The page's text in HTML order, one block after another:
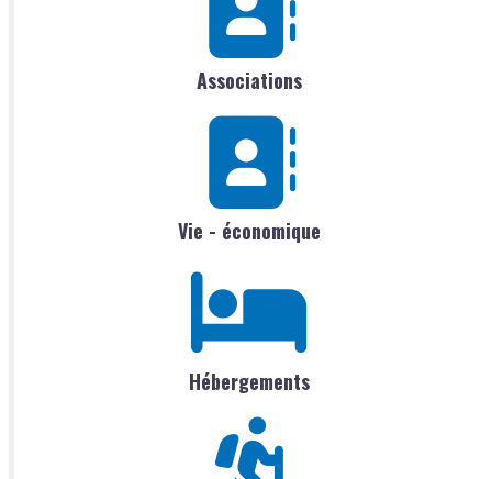
Associations
Vie - économique
Hébergements